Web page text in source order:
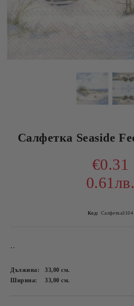
Салфетка Seaside
€0.31
0.61лв.
Код: Салфетка3104
..
Дължина: 33,00см.
Ширина:
33,00см.